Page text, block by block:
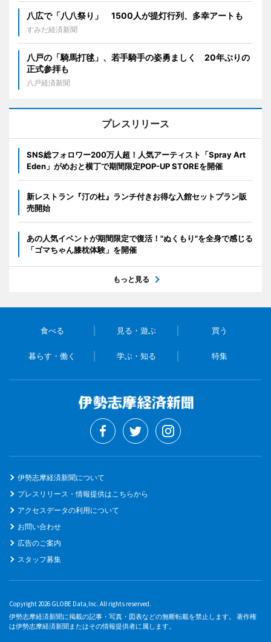
八広で「八八祭り」 1500人が提灯行列、多幸アートも
すみだ経済新聞
八戸の「騎馬打毬」、若手騎手の姿勇ましく 20年ぶりの
正式参拝も
八戸経済新聞
プレスリリース
SNS総フォロワー200万人超！人気アーティスト「Spray Art
Eden」がめおと横丁で期間限定POP-UP STOREを開催
新レストラン『汀の杜』ランチ付きお得な入館セットプラン販
売開始
あの人気イベントが期間限定で復活！"ぬくもり"を全身で感じる
「ゴマちゃん膝枕体験」を開催
もっと見る
食べる 見る・遊ぶ 買う
暮らす・働く 学ぶ・知る 特集
伊勢志摩経済新聞について
プレスリリース・情報提供はこちらから
アクセスデータの利用について
お問い合わせ
広告のご案内
スタッフ募集
Copyright 2026 GLOBE Data,Inc. All rights reserved.
伊勢志摩経済新聞に掲載の記事・写真・図表などの無断転載を禁止します。 著作権
は伊勢志摩経済新聞またはその情報提供者に属します。